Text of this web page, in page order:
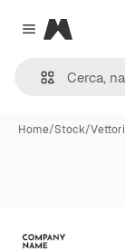
Close menu
Magnific
Home/Stock/Vettori